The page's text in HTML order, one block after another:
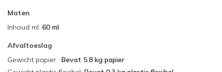
Maten
Inhoud ml: 60 ml
Afvaltoeslag
Gewicht papier : Bevat 5.8 kg papier